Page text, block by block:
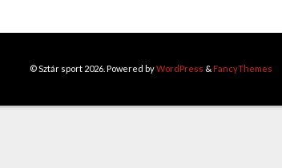
© Sztár sport 2026. Powered byWordPress & FancyThemes